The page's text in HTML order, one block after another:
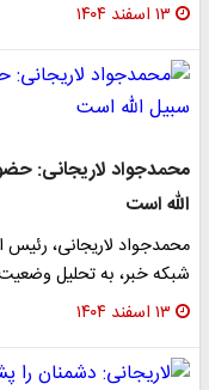
۱۳ اسفند ۱۴۰۴
محمدجواد لاریجانی:
الله است
محمدجواد لاریجانی،
شبکه خبر، به تحلیل
۱۳ اسفند ۱۴۰۴